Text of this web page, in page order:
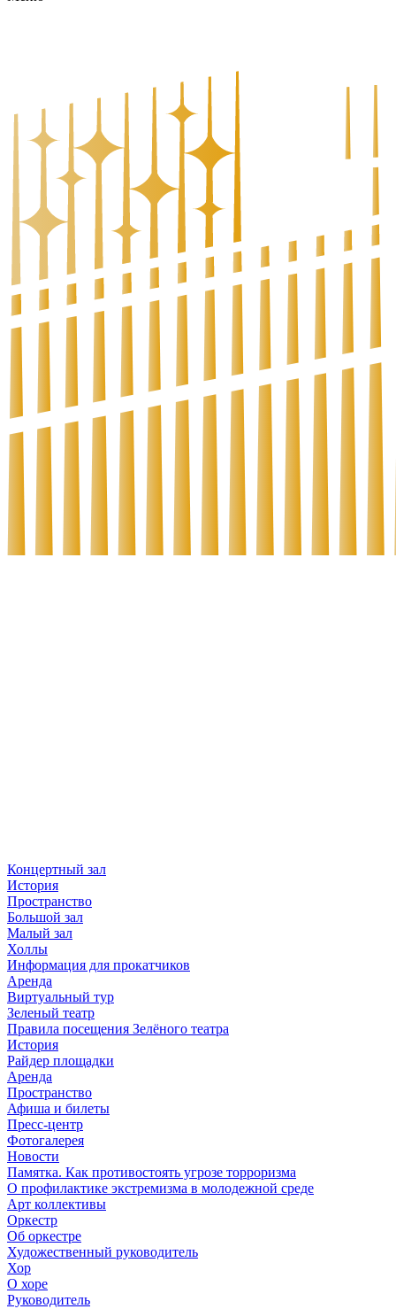
Концертный зал
История
Пространство
Большой зал
Малый зал
Холлы
Информация для прокатчиков
Аренда
Виртуальный тур
Зеленый театр
Правила посещения Зелёного театра
История
Райдер площадки
Аренда
Пространство
Афиша и билеты
Пресс-центр
Фотогалерея
Новости
Памятка. Как противостоять угрозе торроризма
О профилактике экстремизма в молодежной среде
Арт коллективы
Оркестр
Об оркестре
Художественный руководитель
Хор
О хоре
Руководитель